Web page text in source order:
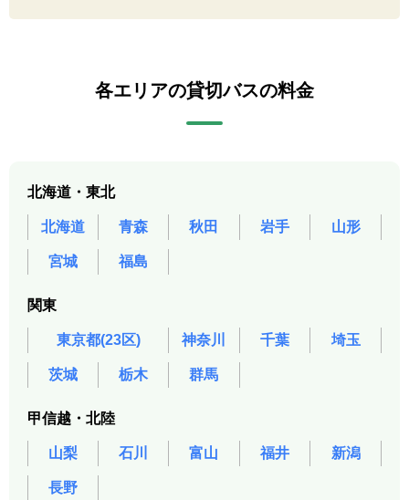
各エリアの貸切バスの料金
北海道・東北
北海道 青森 秋田 岩手 山形
宮城 福島
関東
東京都(23区) 神奈川 千葉 埼玉
茨城 栃木 群馬
甲信越・北陸
山梨 石川 富山 福井 新潟
長野